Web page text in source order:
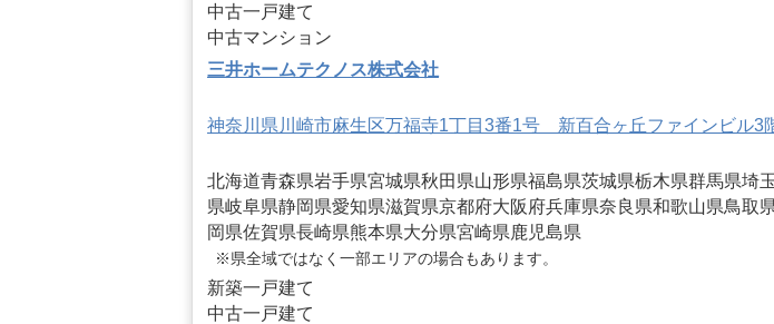
中古一戸建て
中古マンション
三井ホームテクノス株式会社
神奈川県川崎市麻生区万福寺1丁目3番1号 新百合ヶ丘ファインビル3
北海道青森県岩手県宮城県秋田県山形県福島県茨城県栃木県群馬県埼
県岐阜県静岡県愛知県滋賀県京都府大阪府兵庫県奈良県和歌山県鳥取
岡県佐賀県長崎県熊本県大分県宮崎県鹿児島県
※県全域ではなく一部エリアの場合もあります。
新築一戸建て
中古一戸建て